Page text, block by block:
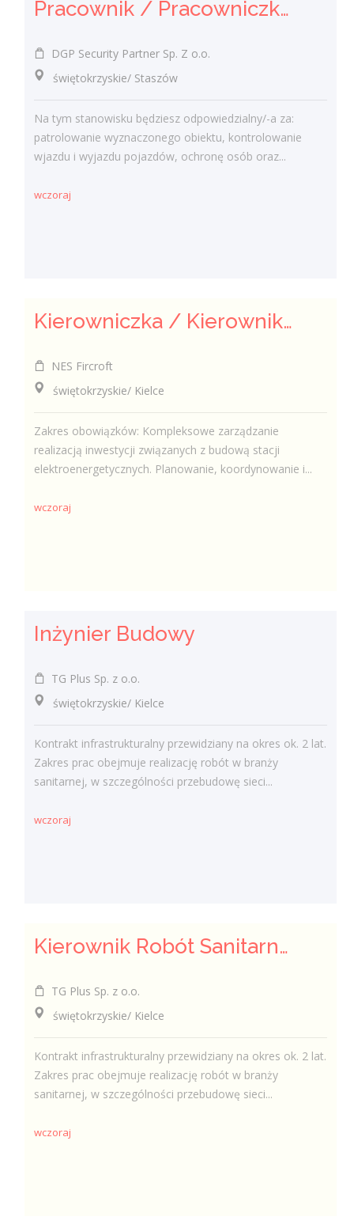
Pracownik / Pracowniczka Ochrony z Pozwoleniem na Broń
DGP Security Partner Sp. Z o.o.
świętokrzyskie/ Staszów
Na tym stanowisku będziesz odpowiedzialny/-a za:
patrolowanie wyznaczonego obiektu, kontrolowanie
wjazdu i wyjazdu pojazdów, ochronę osób oraz...
wczoraj
Kierowniczka / Kierownik projektu – Elektroenergetyka
NES Fircroft
świętokrzyskie/ Kielce
Zakres obowiązków: Kompleksowe zarządzanie
realizacją inwestycji związanych z budową stacji
elektroenergetycznych. Planowanie, koordynowanie i...
wczoraj
Inżynier Budowy
TG Plus Sp. z o.o.
świętokrzyskie/ Kielce
Kontrakt infrastrukturalny przewidziany na okres ok. 2 lat.
Zakres prac obejmuje realizację robót w branży
sanitarnej, w szczególności przebudowę sieci...
wczoraj
Kierownik Robót Sanitarnych
TG Plus Sp. z o.o.
świętokrzyskie/ Kielce
Kontrakt infrastrukturalny przewidziany na okres ok. 2 lat.
Zakres prac obejmuje realizację robót w branży
sanitarnej, w szczególności przebudowę sieci...
wczoraj